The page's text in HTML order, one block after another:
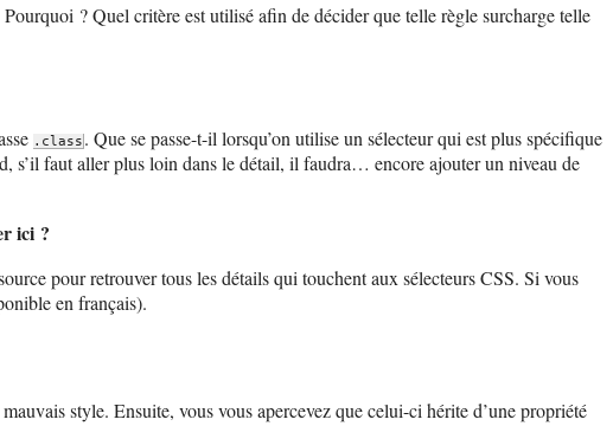
? Quel critère est utilisé afin de décider que telle règle surcharge telle
.class . Que se passe-t-il lorsqu’on utilise un sélecteur qui est plus spécifique
s’il faut aller plus loin dans le détail, il faudra… encore ajouter un niveau de
ici ?
pour retrouver tous les détails qui touchent aux sélecteurs CSS. Si vous
en français).
style. Ensuite, vous vous apercevez que celui-ci hérite d’une propriété